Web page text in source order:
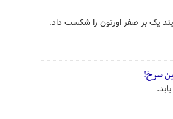
یک بر صفر اورتون را شکست داد.
سرخ!